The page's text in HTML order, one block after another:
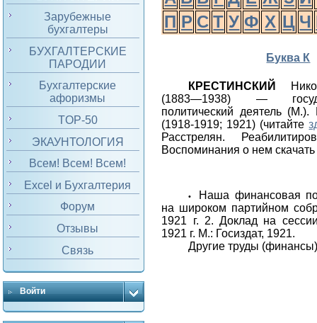
Зарубежные
бухгалтеры
БУХГАЛТЕРСКИЕ
ПАРОДИИ
Бухгалтерские
афоризмы
TOP-50
ЭКАУНТОЛОГИЯ
Всем! Всем! Всем!
Excel и Бухгалтерия
Форум
Отзывы
Связь
Войти
П Р С Т У Ф Х Ц Ч
Буква К
КРЕСТИНСКИЙ
(1883—1938) —
политический деятель
(1918-1919; 1921) (читайте
Расстрелян.
Воспоминания о нем
•
Наша финансовая
на широком партийном
1921 г. 2. Доклад на
1921 г. М.: Госиздат, 1921.
Другие труды